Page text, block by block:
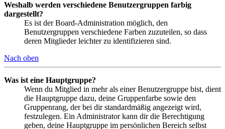
Weshalb werden verschiedene Benutzergruppen farbig
dargestellt?
Es ist der Board-Administration möglich, den
Benutzergruppen verschiedene Farben zuzuteilen, so dass
deren Mitglieder leichter zu identifizieren sind.
Nach oben
Was ist eine Hauptgruppe?
Wenn du Mitglied in mehr als einer Benutzergruppe bist, dient
die Hauptgruppe dazu, deine Gruppenfarbe sowie den
Gruppenrang, der bei dir standardmäßig angezeigt wird,
festzulegen. Ein Administrator kann dir die Berechtigung
geben, deine Hauptgruppe im persönlichen Bereich selbst